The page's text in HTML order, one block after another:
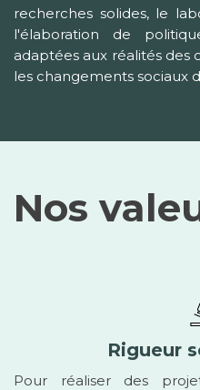
recherches solides, le
l'élaboration de
adaptées aux réalités
les changements sociaux
Nos
Rigueur
Pour réaliser des